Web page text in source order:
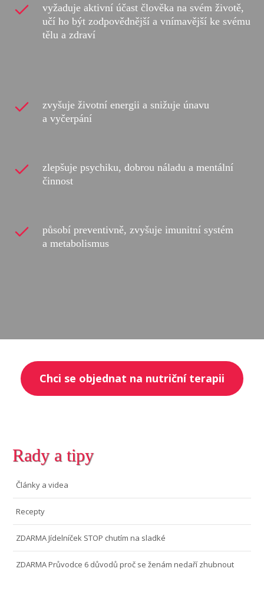
vyžaduje aktivní účast člověka na svém životě,
učí ho být zodpovědnější a vnímavější ke svému
tělu a zdraví
zvyšuje životní energii a snižuje únavu
a vyčerpání
zlepšuje psychiku, dobrou náladu a mentální
činnost
působí preventivně, zvyšuje imunitní systém
a metabolismus
Chci se objednat na nutriční terapii
Rady a tipy
Články a videa
Recepty
ZDARMA Jídelníček STOP chutím na sladké
ZDARMA Průvodce 6 důvodů proč se ženám nedaří zhubnout